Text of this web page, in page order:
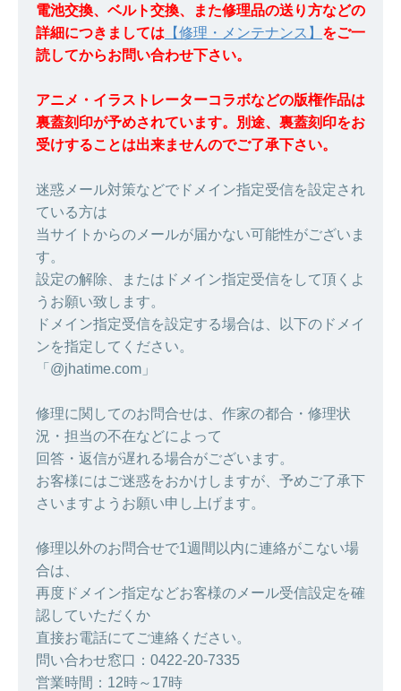
電池交換、ベルト交換、また修理品の送り方などの
詳細につきましては 【修理・メンテナンス】 をご一
読してからお問い合わせ下さい。
アニメ・イラストレーターコラボなどの版権作品は
裏蓋刻印が予めされています。別途、裏蓋刻印をお
受けすることは出来ませんのでご了承下さい。
迷惑メール対策などでドメイン指定受信を設定され
ている方は
当サイトからのメールが届かない可能性がございま
す。
設定の解除、またはドメイン指定受信をして頂くよ
うお願い致します。
ドメイン指定受信を設定する場合は、以下のドメイ
ンを指定してください。
「@jhatime.com」
修理に関してのお問合せは、作家の都合・修理状
況・担当の不在などによって
回答・返信が遅れる場合がございます。
お客様にはご迷惑をおかけしますが、予めご了承下
さいますようお願い申し上げます。
修理以外のお問合せで1週間以内に連絡がこない場
合は、
再度ドメイン指定などお客様のメール受信設定を確
認していただくか
直接お電話にてご連絡ください。
問い合わせ窓口：0422-20-7335
営業時間：12時～17時